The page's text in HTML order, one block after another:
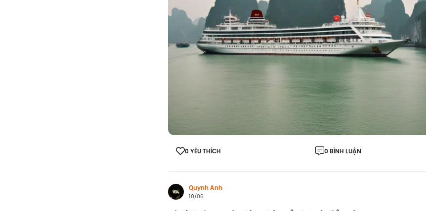
0 YÊU THÍCH 0 BÌNH LUẬN
Quynh Anh
10/06